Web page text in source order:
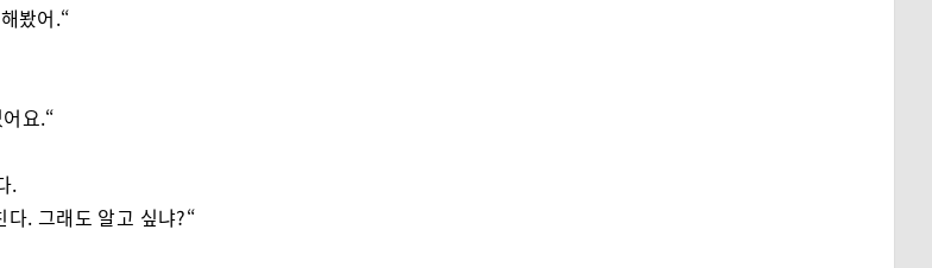
봤어.“
요.“
.
. 그래도 알고 싶냐?“